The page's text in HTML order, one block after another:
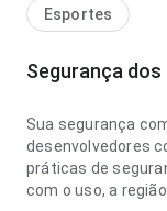
Esportes
Segurança dos
Sua segurança
desenvolvedores
práticas de
com o uso, a região